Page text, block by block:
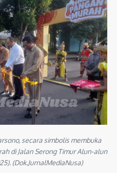
secara simbolis membuka
di Jalan Serong Timur Alun-alun
(Dok.JurnalMediaNusa)